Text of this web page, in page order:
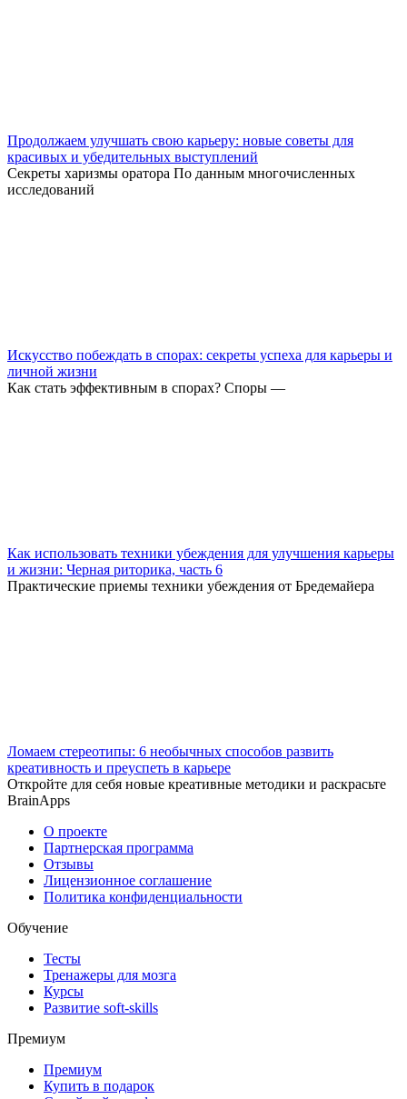
Продолжаем улучшать свою карьеру: новые советы для
красивых и убедительных выступлений
Секреты харизмы оратора По данным многочисленных
исследований
Искусство побеждать в спорах: секреты успеха для карьеры и
личной жизни
Как стать эффективным в спорах? Споры —
Как использовать техники убеждения для улучшения карьеры
и жизни: Черная риторика, часть 6
Практические приемы техники убеждения от Бредемайера
Ломаем стереотипы: 6 необычных способов развить
креативность и преуспеть в карьере
Откройте для себя новые креативные методики и раскрасьте
BrainApps
О проекте
Партнерская программа
Отзывы
Лицензионное соглашение
Политика конфиденциальности
Обучение
Тесты
Тренажеры для мозга
Курсы
Развитие soft-skills
Премиум
Премиум
Купить в подарок